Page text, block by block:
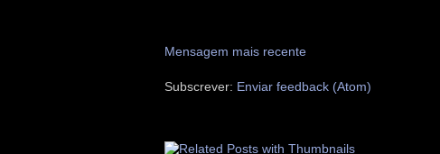
Mensagem mais recente
Subscrever: Enviar feedback (Atom)